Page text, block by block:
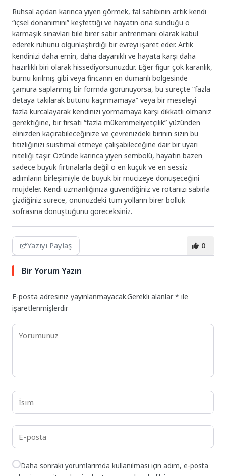
Ruhsal açıdan karınca yiyen görmek, fal sahibinin artık kendi
“içsel donanımını” keşfettiği ve hayatın ona sunduğu o
karmaşık sınavları bile birer sabır antrenmanı olarak kabul
ederek ruhunu olgunlaştırdığı bir evreyi işaret eder. Artık
kendinizi daha emin, daha dayanıklı ve hayata karşı daha
hazırlıklı biri olarak hissediyorsunuzdur. Eğer figür çok karanlık,
burnu kırılmış gibi veya fincanın en dumanlı bölgesinde
çamura saplanmış bir formda görünüyorsa, bu süreçte “fazla
detaya takılarak bütünü kaçırmamaya” veya bir meseleyi
fazla kurcalayarak kendinizi yormamaya karşı dikkatli olmanız
gerektiğine, bir fırsatı “fazla mükemmeliyetçilik” yüzünden
elinizden kaçırabileceğinize ve çevrenizdeki birinin sizin bu
titizliğinizi suistimal etmeye çalışabileceğine dair bir uyarı
niteliği taşır. Özünde karınca yiyen sembolü, hayatın bazen
sadece büyük fırtınalarla değil o en küçük ve en sessiz
adımların birleşimiyle de büyük bir mucizeye dönüşeceğini
müjdeler. Kendi uzmanlığınıza güvendiğiniz ve rotanızı sabırla
çizdiğiniz sürece, önünüzdeki tüm yolların birer bolluk
sofrasına dönüştüğünü göreceksiniz.
Yazıyı Paylaş 0
Bir Yorum Yazın
E-posta adresiniz yayınlanmayacak.Gerekli alanlar* ile
işaretlenmişlerdir
Daha sonraki yorumlarımda kullanılması için adım, e-posta